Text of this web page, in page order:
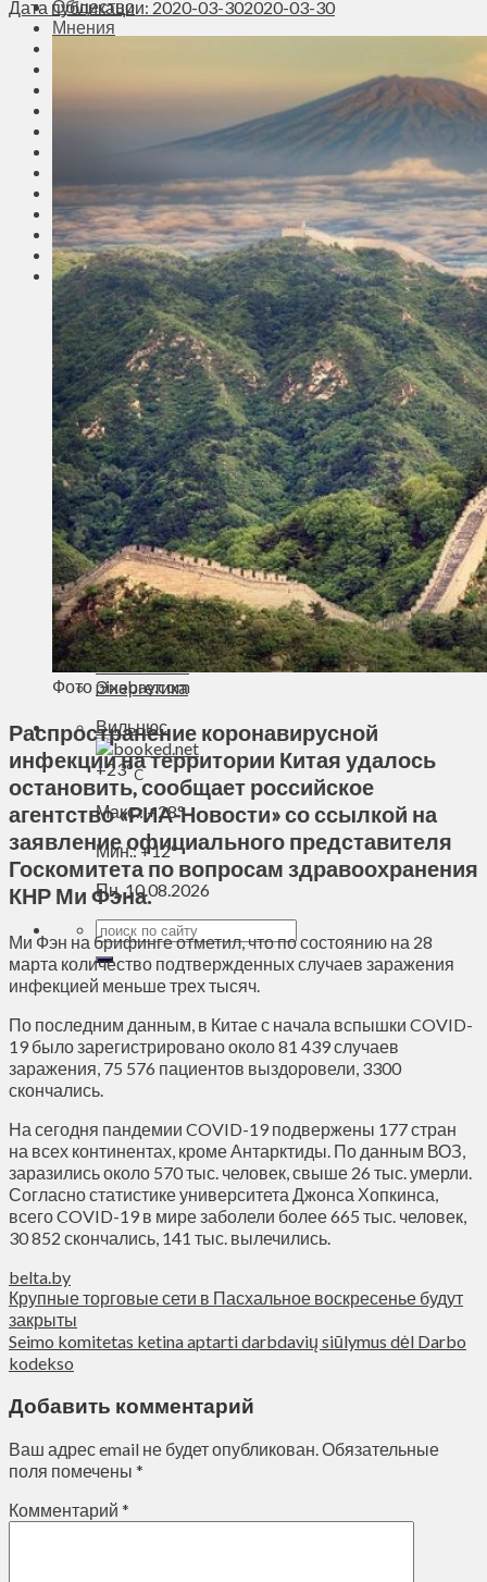
Общество
Мнения
Регионы
Калейдоскоп
Армия
Сейм Литвы
Культура
Больше
Фоторепортаж
Туризм
ЛК рекомендует
Сеньорам
Образование
Здравоохранение
Экология
Происшествия
Приграничье
Деньги
Визиты
Выборы
Агроновости
Едим дома
Ищу семью
Духовное пространство
Спорт
Технологии
Энергетика
Вильнюс
+23°C
Макс.:+28°
Мин.:+12°
Пн, 10.08.2026
Дата публикации: 2020-03-302020-03-30
Фото pixabay.com
Распространение коронавирусной
инфекции на территории Китая удалось
остановить, сообщает российское
агентство «РИА-Новости» со ссылкой на
заявление официального представителя
Госкомитета по вопросам здравоохранения
КНР Ми Фэна.
Ми Фэн на брифинге отметил, что по состоянию на 28
марта количество подтвержденных случаев заражения
инфекцией меньше трех тысяч.
По последним данным, в Китае с начала вспышки COVID-
19 было зарегистрировано около 81 439 случаев
заражения, 75 576 пациентов выздоровели, 3300
скончались.
На сегодня пандемии COVID-19 подвержены 177 стран
на всех континентах, кроме Антарктиды. По данным ВОЗ,
заразились около 570 тыс. человек, свыше 26 тыс. умерли.
Согласно статистике университета Джонса Хопкинса,
всего COVID-19 в мире заболели более 665 тыс. человек,
30 852 скончались, 141 тыс. вылечились.
belta.by
Крупные торговые сети в Пасхальное воскресенье будут
закрыты
Seimo komitetas ketina aptarti darbdavių siūlymus dėl Darbo
kodekso
Добавить комментарий
Ваш адрес email не будет опубликован.Обязательные
поля помечены *
Комментарий *